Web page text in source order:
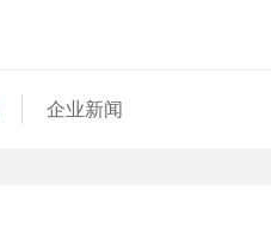
企业新闻